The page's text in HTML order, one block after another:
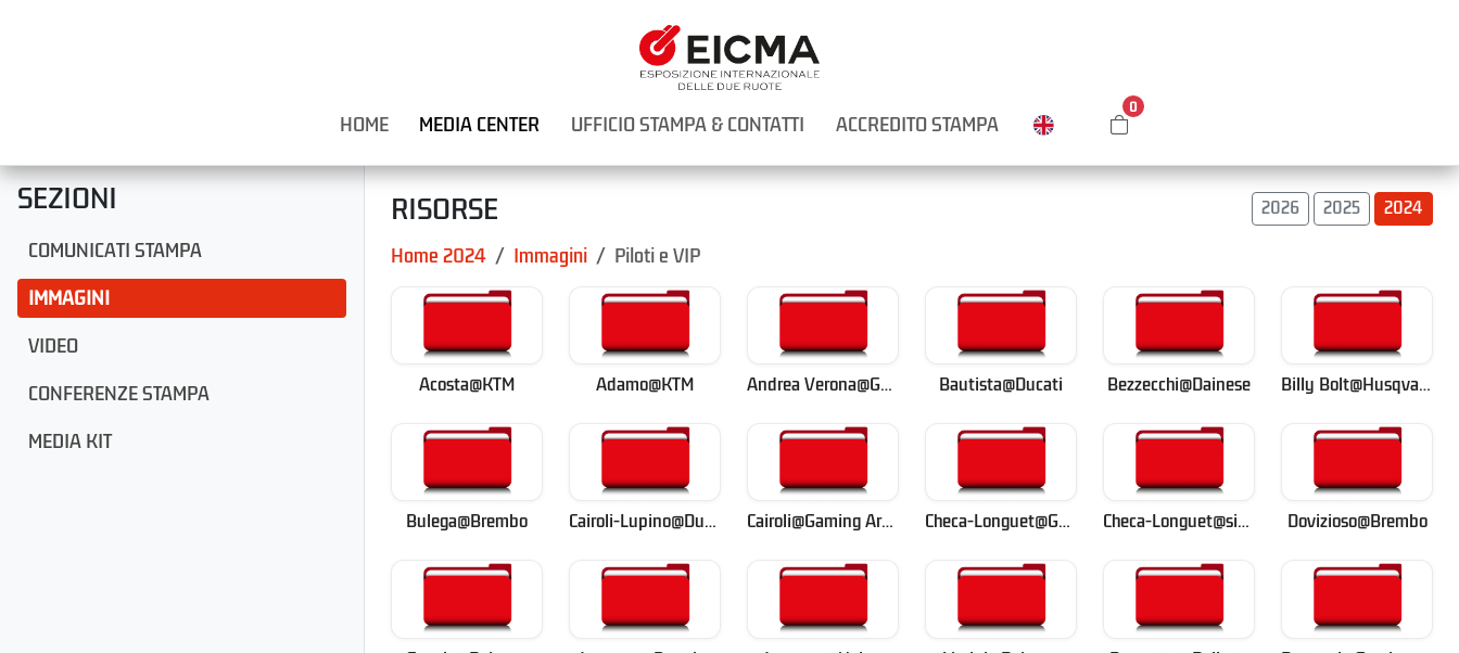
HOME MEDIA CENTER UFFICIO STAMPA & CONTATTI ACCREDITO STAMPA
0
SEZIONI
COMUNICATI STAMPA
IMMAGINI
VIDEO
CONFERENZE STAMPA
MEDIA KIT
RISORSE 2026 2025 2024
Home 2024 Immagini Piloti e VIP
Acosta@KTM Adamo@KTM Andrea Verona@GasGas Bautista@Ducati Bezzecchi@Dainese Billy Bolt@Husqvarna
Bulega@Brembo Cairoli-Lupino@Ducati Cairoli@Gaming Arena Checa-Longuet@Gaming Arena Checa-Longuet@simulatore Ferrari Dovizioso@Brembo